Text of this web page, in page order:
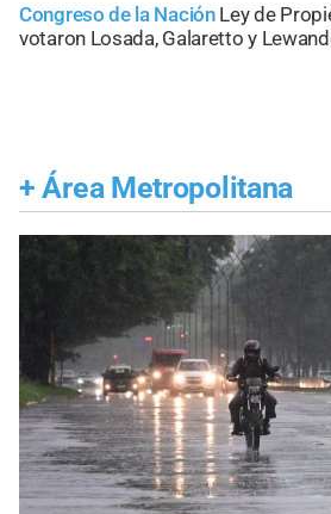
Congreso de la Nación Ley de
votaron Losada, Galaretto y
+ Área Metropolitana